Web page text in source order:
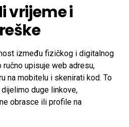
vrijeme i
između fizičkog i digitalnog
upisuje web adresu,
na mobitelu i skenirati kod. To
duge linkove,
obrasce ili profile na